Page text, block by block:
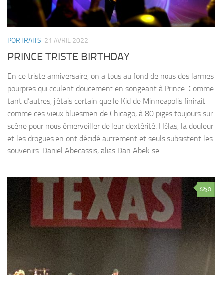
PORTRAITS 21 AVRIL 2022
PRINCE TRISTE BIRTHDAY
En ce triste anniversaire, on a tous au fond de nous des larmes
pourpres qui coulent doucement en songeant à Prince. Comme
tant d’autres, j’étais certain que le Kid de Minneapolis finirait
comme ces vieux bluesmen de Chicago, à 80 piges toujours sur
scène pour nous émerveiller de leur dextérité. Hélas, la douleur
et les drogues en ont décidé autrement et seuls subsistent les
souvenirs. Daniel Abecassis, alias Dan Abek se...
0